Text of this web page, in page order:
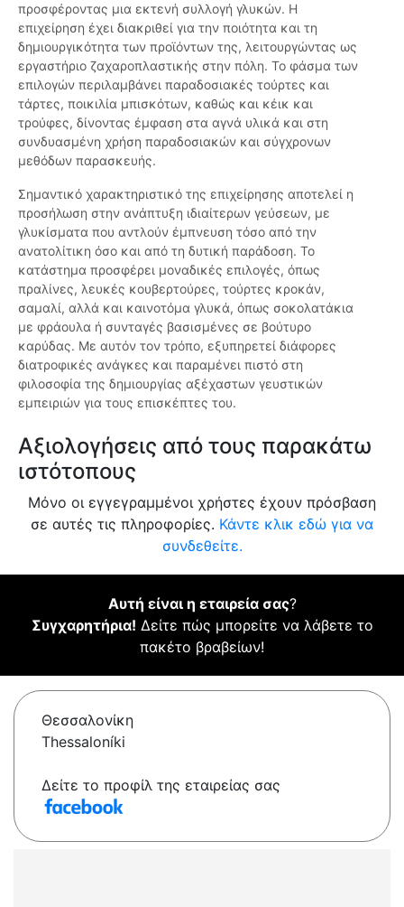
προσφέροντας μια εκτενή συλλογή γλυκών. Η
επιχείρηση έχει διακριθεί για την ποιότητα και τη
δημιουργικότητα των προϊόντων της, λειτουργώντας ως
εργαστήριο ζαχαροπλαστικής στην πόλη. Το φάσμα των
επιλογών περιλαμβάνει παραδοσιακές τούρτες και
τάρτες, ποικιλία μπισκότων, καθώς και κέικ και
τρούφες, δίνοντας έμφαση στα αγνά υλικά και στη
συνδυασμένη χρήση παραδοσιακών και σύγχρονων
μεθόδων παρασκευής.
Σημαντικό χαρακτηριστικό της επιχείρησης αποτελεί η
προσήλωση στην ανάπτυξη ιδιαίτερων γεύσεων, με
γλυκίσματα που αντλούν έμπνευση τόσο από την
ανατολίτικη όσο και από τη δυτική παράδοση. Το
κατάστημα προσφέρει μοναδικές επιλογές, όπως
πραλίνες, λευκές κουβερτούρες, τούρτες κροκάν,
σαμαλί, αλλά και καινοτόμα γλυκά, όπως σοκολατάκια
με φράουλα ή συνταγές βασισμένες σε βούτυρο
καρύδας. Με αυτόν τον τρόπο, εξυπηρετεί διάφορες
διατροφικές ανάγκες και παραμένει πιστό στη
φιλοσοφία της δημιουργίας αξέχαστων γευστικών
εμπειριών για τους επισκέπτες του.
Αξιολογήσεις από τους παρακάτω
ιστότοπους
Μόνο οι εγγεγραμμένοι χρήστες έχουν πρόσβαση
σε αυτές τις πληροφορίες. Κάντε κλικ εδώ για να
συνδεθείτε.
Αυτή είναι η εταιρεία σας?
Συγχαρητήρια! Δείτε πώς μπορείτε να λάβετε το
πακέτο βραβείων!
Θεσσαλονίκη
Thessaloníki
Δείτε το προφίλ της εταιρείας σας